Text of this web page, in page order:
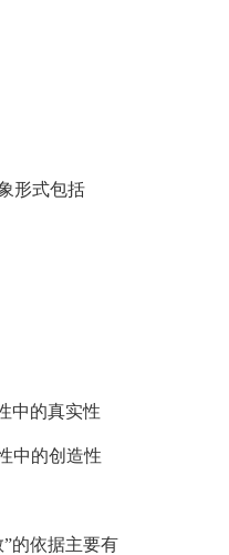
形式包括
的真实性
中的创造性
的依据主要有